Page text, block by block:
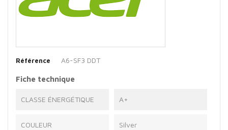
Référence A6-SF3 DDT
Fiche technique
CLASSE ÉNERGÉTIQUE A+
COULEUR Silver